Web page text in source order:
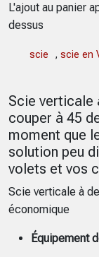
L'ajout au panier
dessus
scie , scie en
Scie verticale
couper à 45
moment que
solution peu
volets et vos
Scie verticale à
économique
Équipement